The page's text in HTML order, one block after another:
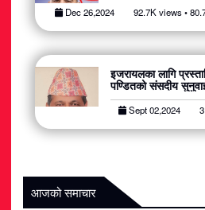
स्वास्थ्य
मनोरञ्जन
जीवनशैली
Dec 26,2024 92.7K views •
इजरायलका लागि
पण्डितको संसदीय
Sept 02,2024
आजको समाचार